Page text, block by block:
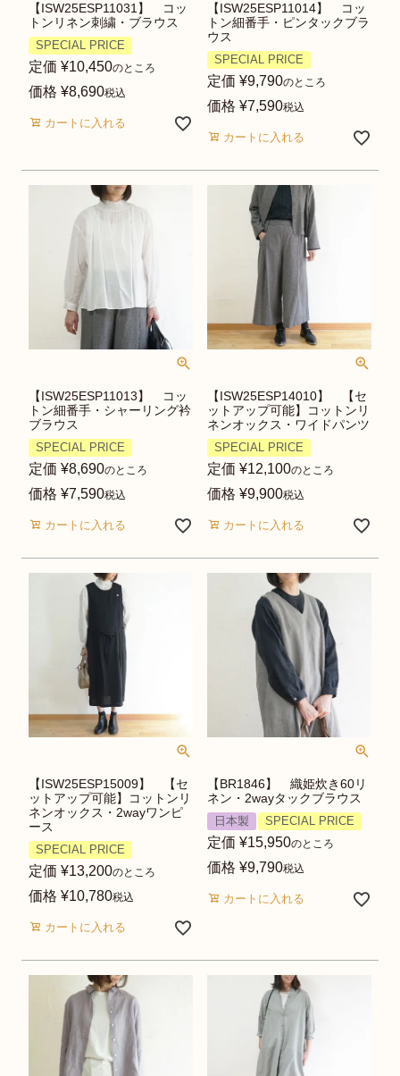
【ISW25ESP11031】 コッ
トンリネン刺繍・ブラウス
SPECIAL PRICE
定価 ¥10,450のところ
価格 ¥8,690税込
カートに入れる
【ISW25ESP11014】 コッ
トン細番手・ピンタックブラ
ウス
SPECIAL PRICE
定価 ¥9,790のところ
価格 ¥7,590税込
カートに入れる
【ISW25ESP11013】 コッ
トン細番手・シャーリング衿
ブラウス
SPECIAL PRICE
定価 ¥8,690のところ
価格 ¥7,590税込
カートに入れる
【ISW25ESP14010】 【セ
ットアップ可能】コットンリ
ネンオックス・ワイドパンツ
SPECIAL PRICE
定価 ¥12,100のところ
価格 ¥9,900税込
カートに入れる
【ISW25ESP15009】 【セ
ットアップ可能】コットンリ
ネンオックス・2wayワンピ
ース
SPECIAL PRICE
定価 ¥13,200のところ
価格 ¥10,780税込
カートに入れる
【BR1846】 織姫炊き60リ
ネン・2wayタックブラウス
日本製 SPECIAL PRICE
定価 ¥15,950のところ
価格 ¥9,790税込
カートに入れる